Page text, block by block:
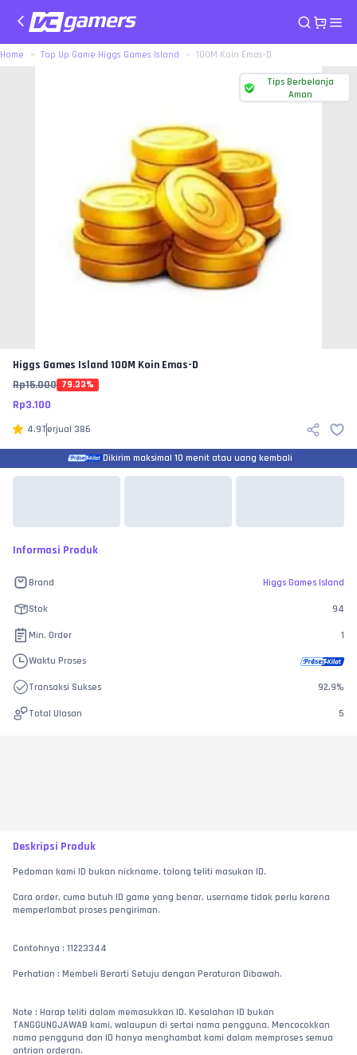
Home Top Up Game Higgs Games Island 100M Koin Emas-D
Tips Berbelanja
Aman
Higgs Games Island 100M Koin Emas-D
Rp15.000 79.33%
Rp3.100
4.9Terjual 386
Dikirim maksimal 10 menit atau uang kembali
Informasi Produk
Brand Higgs Games Island
Stok 94
Min. Order 1
Waktu Proses
Transaksi Sukses 92.9%
Total Ulasan 5
Deskripsi Produk
Pedoman kami ID bukan nickname, tolong teliti masukan ID.
Cara order, cuma butuh ID game yang benar, username tidak perlu karena
memperlambat proses pengiriman.
Contohnya : 11223344
Perhatian : Membeli Berarti Setuju dengan Peraturan Dibawah.
Note : Harap teliti dalam memasukkan ID. Kesalahan ID bukan
TANGGUNGJAWAB kami, walaupun di sertai nama pengguna. Mencocokkan
nama pengguna dan ID hanya menghambat kami dalam memproses semua
antrian orderan.